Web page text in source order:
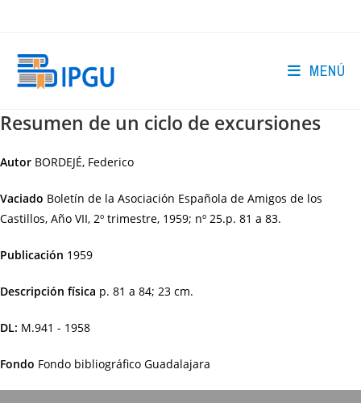
MENÚ
Resumen de un ciclo de excursiones
Autor BORDEJÉ, Federico
Vaciado Boletín de la Asociación Española de Amigos de los
Castillos, Año VII, 2º trimestre, 1959; nº 25.p. 81 a 83.
Publicación 1959
Descripción física p. 81 a 84; 23 cm.
DL: M.941 - 1958
Fondo Fondo bibliográfico Guadalajara